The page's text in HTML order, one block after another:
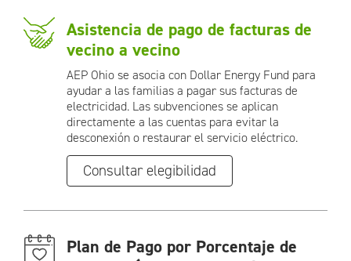
Asistencia de pago de facturas de
vecino a vecino
AEP Ohio se asocia con Dollar Energy Fund para
ayudar a las familias a pagar sus facturas de
electricidad. Las subvenciones se aplican
directamente a las cuentas para evitar la
desconexión o restaurar el servicio eléctrico.
Consultar elegibilidad
Plan de Pago por Porcentaje de